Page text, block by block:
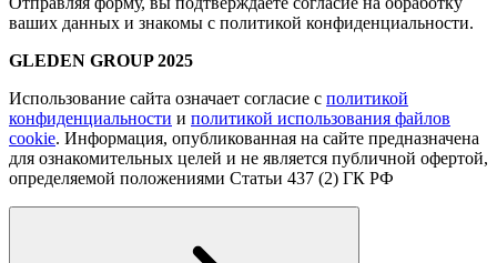
ваших данных и знакомы с политикой конфиденциальности.
GLEDEN GROUP 2025
Использование сайта означает согласие с политикой
конфиденциальности и политикой использования файлов
cookie. Информация, опубликованная на сайте предназначена
для ознакомительных целей и не является публичной офертой,
определяемой положениями Статьи 437 (2) ГК РФ